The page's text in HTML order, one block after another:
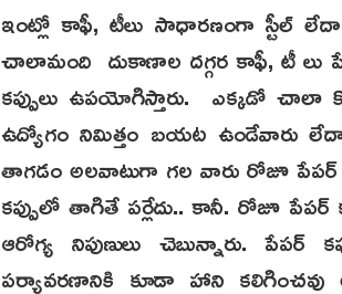
ఇంట్లో కాఫీ, టీలు సాధారణంగా స్టీల్ లేదా
చాలామంది దుకాణాల దగ్గర కాఫీ, టీ లు
కప్పులు ఉపయోగిస్తారు. ఎక్కడో చాలా
ఉద్యోగం నిమిత్తం బయట ఉండేవారు
తాగడం అలవాటుగా గల వారు రోజూ పేపర్
కప్పులో తాగితే పర్లేదు.. కానీ. రోజూ
ఆరోగ్య నిపుణులు చెబున్నారు.
పర్యావరణానికి కూడా హాని కలిగించవు